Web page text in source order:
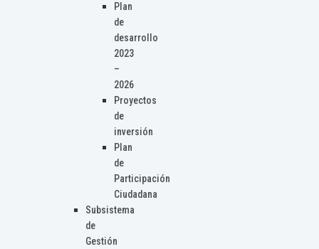
Plan
de
desarrollo
2023
–
2026
Proyectos
de
inversión
Plan
de
Participación
Ciudadana
Subsistema
de
Gestión